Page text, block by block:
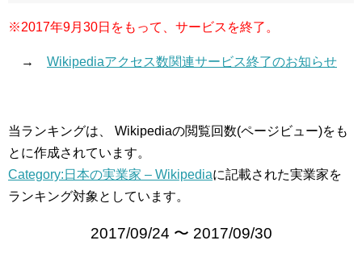
※2017年9月30日をもって、サービスを終了。
→ Wikipediaアクセス数関連サービス終了のお知らせ
当ランキングは、 Wikipediaの閲覧回数(ページビュー)をも
とに作成されています。
Category:日本の実業家 – Wikipediaに記載された実業家を
ランキング対象としています。
2017/09/24 〜 2017/09/30